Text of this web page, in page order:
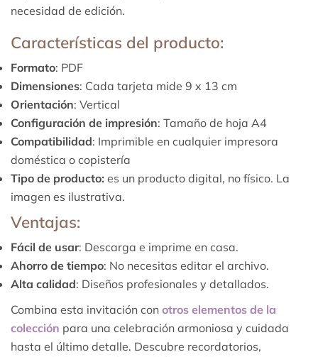
necesidad de edición.
Características del producto:
Formato: PDF
Dimensiones: Cada tarjeta mide 9 x 13 cm
Orientación: Vertical
Configuración de impresión: Tamaño de hoja A4
Compatibilidad: Imprimible en cualquier impresora
doméstica o copistería
Tipo de producto: es un producto digital, no físico. La
imagen es ilustrativa.
Ventajas:
Fácil de usar: Descarga e imprime en casa.
Ahorro de tiempo: No necesitas editar el archivo.
Alta calidad: Diseños profesionales y detallados.
Combina esta invitación con otros elementos de la
colección para una celebración armoniosa y cuidada
hasta el último detalle. Descubre recordatorios,